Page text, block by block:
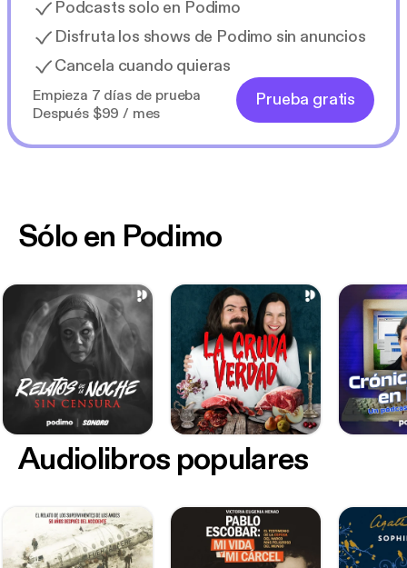
Podcasts solo en Podimo
Disfruta los shows de Podimo sin anuncios
Cancela cuando quieras
Empieza 7 días de prueba
Después $99 / mes
Prueba gratis
Sólo en Podimo
Audiolibros populares